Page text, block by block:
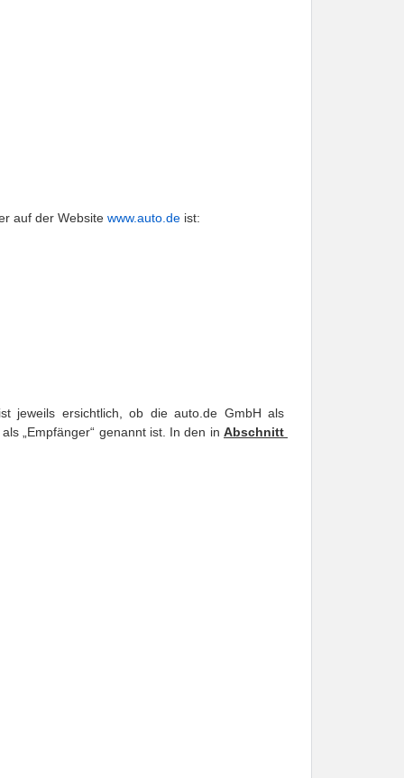
auf der Website www.auto.de ist:
jeweils ersichtlich, ob die auto.de GmbH als
„Empfänger“ genannt ist. In den in